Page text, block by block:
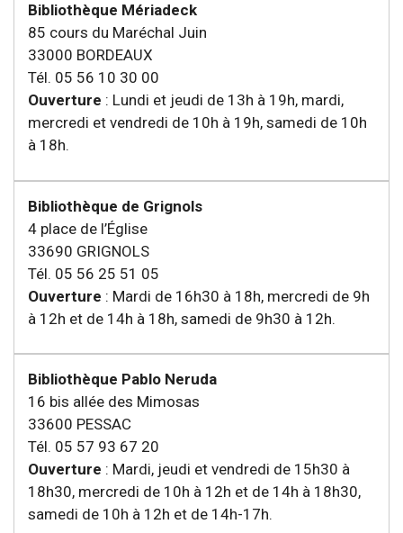
Bibliothèque Mériadeck
85 cours du Maréchal Juin
33000 BORDEAUX
Tél. 05 56 10 30 00
Ouverture : Lundi et jeudi de 13h à 19h, mardi,
mercredi et vendredi de 10h à 19h, samedi de 10h
à 18h.
Bibliothèque de Grignols
4 place de l’Église
33690 GRIGNOLS
Tél. 05 56 25 51 05
Ouverture : Mardi de 16h30 à 18h, mercredi de 9h
à 12h et de 14h à 18h, samedi de 9h30 à 12h.
Bibliothèque Pablo Neruda
16 bis allée des Mimosas
33600 PESSAC
Tél. 05 57 93 67 20
Ouverture : Mardi, jeudi et vendredi de 15h30 à
18h30, mercredi de 10h à 12h et de 14h à 18h30,
samedi de 10h à 12h et de 14h-17h.